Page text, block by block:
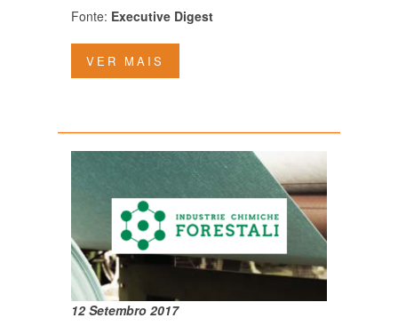
Fonte: Executive Digest
VER MAIS
12 Setembro 2017